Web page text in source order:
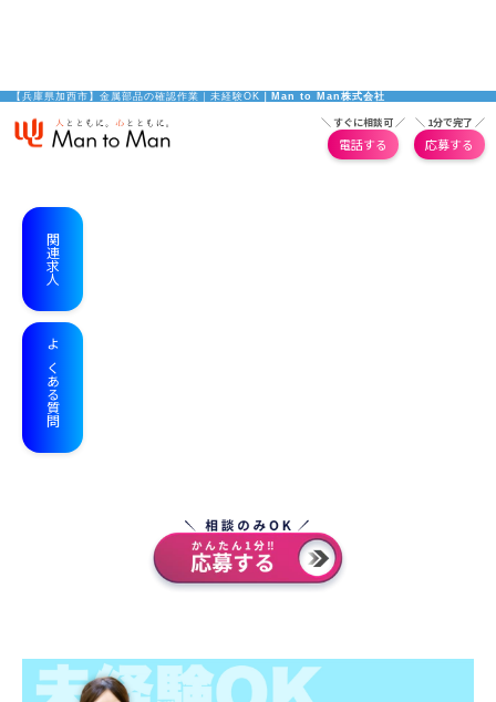
【兵庫県加西市】金属部品の確認作業｜未経験OK ｜Man to Man株式会社
＼ すぐに相談可 ／
電話する
＼ 1分で完了 ／
応募する
関連求人
よくある質問